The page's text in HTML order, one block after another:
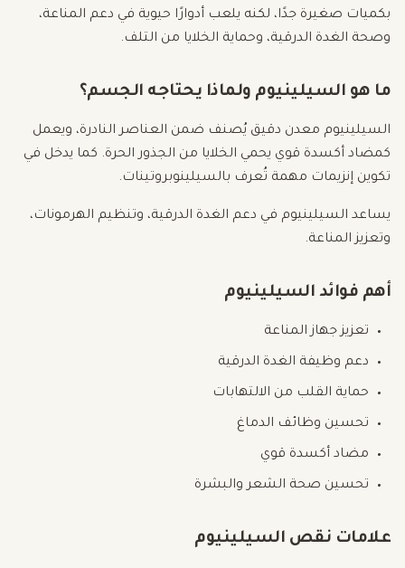
بكميات صغيرة جدًا، لكنه يلعب أدوارًا حيوية في دعم المناعة،
وصحة الغدة الدرقية، وحماية الخلايا من التلف.
ما هو السيلينيوم ولماذا يحتاجه الجسم؟
السيلينيوم معدن دقيق يُصنف ضمن العناصر النادرة، ويعمل
كمضاد أكسدة قوي يحمي الخلايا من الجذور الحرة. كما يدخل في
تكوين إنزيمات مهمة تُعرف بالسيلينوبروتينات.
يساعد السيلينيوم في دعم الغدة الدرقية، وتنظيم الهرمونات،
وتعزيز المناعة.
أهم فوائد السيلينيوم
تعزيز جهاز المناعة
دعم وظيفة الغدة الدرقية
حماية القلب من الالتهابات
تحسين وظائف الدماغ
مضاد أكسدة قوي
تحسين صحة الشعر والبشرة
علامات نقص السيلينيوم